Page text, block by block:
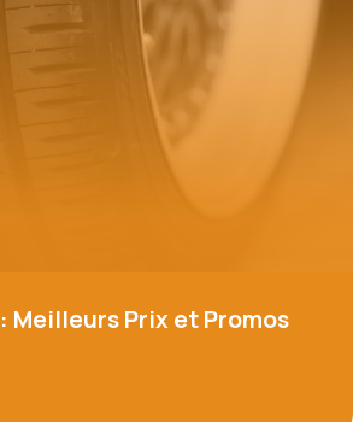
Meilleurs Prix et Promos